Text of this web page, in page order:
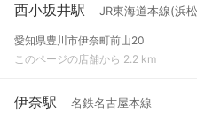
西小坂井駅 JR東海道本線(浜
愛知県豊川市伊奈町前山20
このページの店舗から 2.2 km
伊奈駅 名鉄名古屋本線